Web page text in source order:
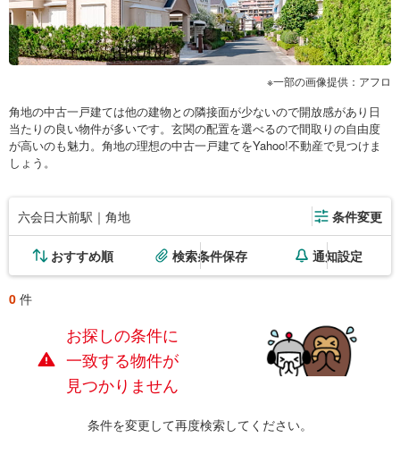
一部の画像提供：アフロ
角地の中古一戸建ては他の建物との隣接面が少ないので開放感があり日
当たりの良い物件が多いです。玄関の配置を選べるので間取りの自由度
が高いのも魅力。角地の理想の中古一戸建てをYahoo!不動産で見つけま
しょう。
六会日大前駅｜角地 条件変更
おすすめ順 検索条件保存 通知設定
0 件
お探しの条件に
一致する物件が
見つかりません
条件を変更して再度検索してください。